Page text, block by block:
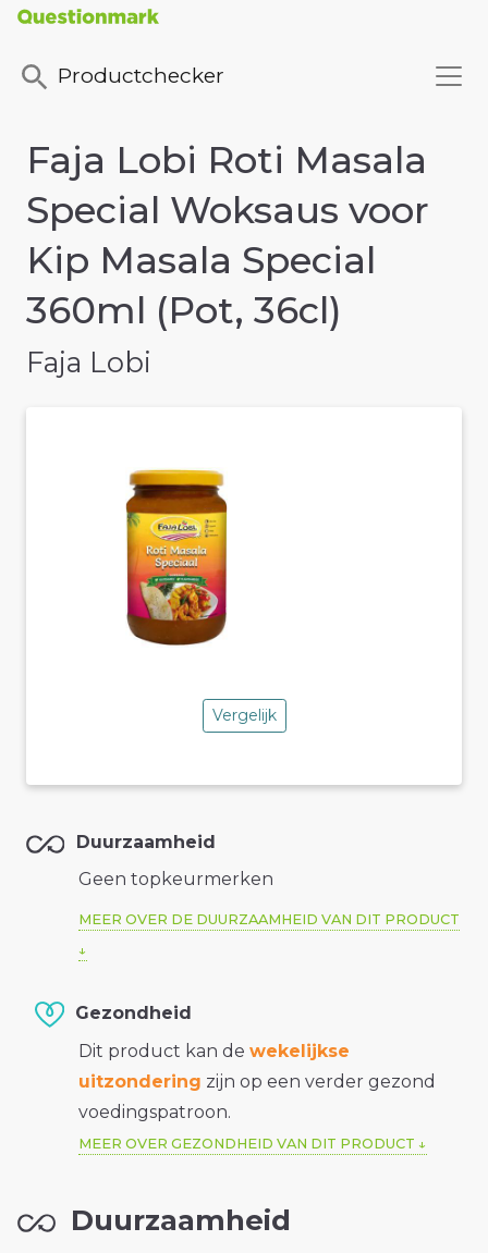
Productchecker
Faja Lobi Roti Masala
Special Woksaus voor
Kip Masala Special
360ml (Pot, 36cl)
Faja Lobi
Vergelijk
Duurzaamheid
Geen topkeurmerken
MEER OVER DE DUURZAAMHEID VAN DIT PRODUCT
Gezondheid
Dit product kan de wekelijkse
uitzondering zijn op een verder gezond
voedingspatroon.
MEER OVER GEZONDHEID VAN DIT PRODUCT
Duurzaamheid